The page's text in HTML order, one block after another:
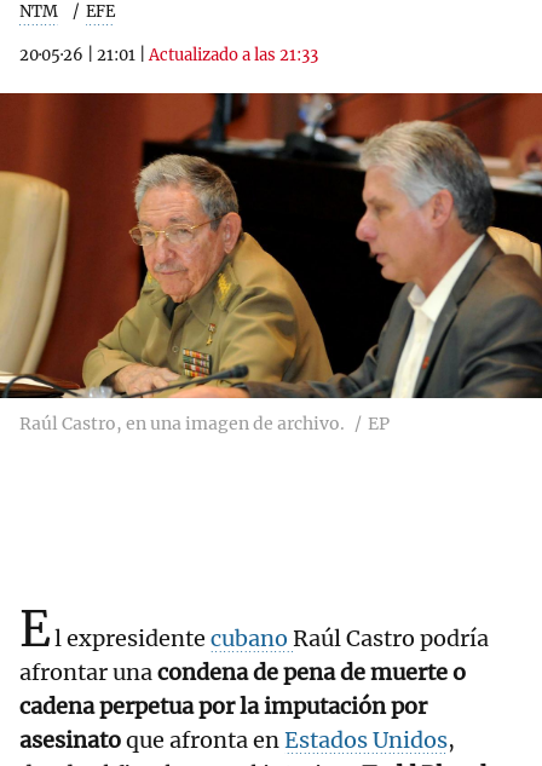
NTM EFE
20·05·26 21:01 |Actualizado a las 21:33
Raúl Castro, en una imagen de archivo. EP
El expresidente cubano Raúl Castro podría
afrontar unacondena de pena de muerte o
cadena perpetua por la imputación por
asesinatoque afronta enEstados Unidos,